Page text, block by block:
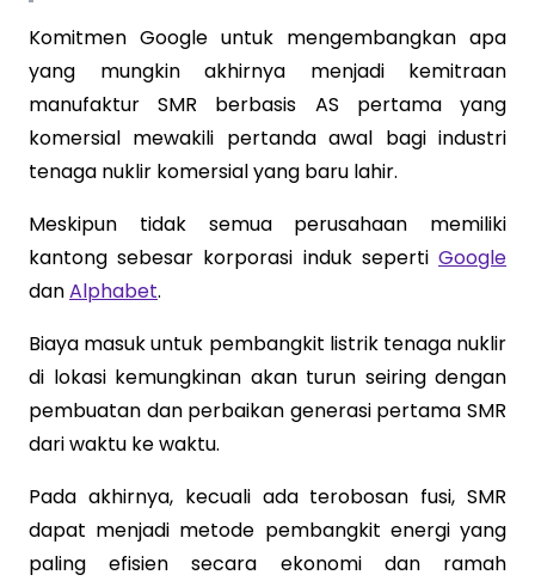
Komitmen Google untuk mengembangkan apa
yang mungkin akhirnya menjadi kemitraan
manufaktur SMR berbasis AS pertama yang
komersial mewakili pertanda awal bagi industri
tenaga nuklir komersial yang baru lahir.
Meskipun tidak semua perusahaan memiliki
kantong sebesar korporasi induk seperti Google
danAlphabet.
Biaya masuk untuk pembangkit listrik tenaga nuklir
di lokasi kemungkinan akan turun seiring dengan
pembuatan dan perbaikan generasi pertama SMR
dari waktu ke waktu.
Pada akhirnya, kecuali ada terobosan fusi, SMR
dapat menjadi metode pembangkit energi yang
paling efisien secara ekonomi dan ramah